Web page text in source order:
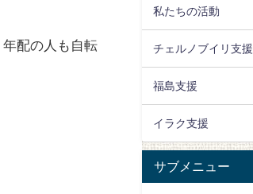
配の人も自転
私たちの活動
チェルノブイリ支援
福島支援
イラク支援
サブメニュー